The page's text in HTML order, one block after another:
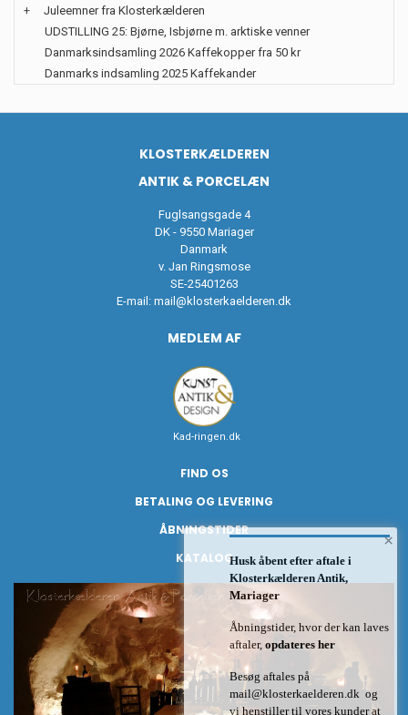
+
Juleemner fra Klosterkælderen
UDSTILLING 25: Bjørne, Isbjørne m. arktiske venner
Danmarksindsamling 2026 Kaffekopper fra 50 kr
Danmarks indsamling 2025 Kaffekander
KLOSTERKÆLDEREN
ANTIK & PORCELÆN
Fuglsangsgade 4
DK - 9550 Mariager
Danmark
v. Jan Ringsmose
SE-25401263
E-mail: mail@klosterkaelderen.dk
MEDLEM AF
Kad-ringen.dk
FIND OS
BETALING OG LEVERING
ÅBNINGSTIDER
KATALOG
×
Husk åbent efter aftale i
Klosterkælderen Antik,
Mariager
Åbningstider, hvor der kan laves
aftaler, opdateres her
Besøg aftales på
mail@klosterkaelderen.dk og
vi henstiller til vores kunder at